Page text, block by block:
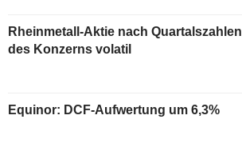
Rheinmetall-Aktie nach Quartalszahlen
des Konzerns volatil
Equinor: DCF-Aufwertung um 6,3%